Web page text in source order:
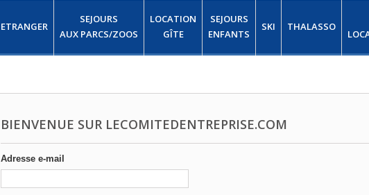
ETRANGER
SEJOURS
AUX PARCS/ZOOS
LOCATION
GÎTE
SEJOURS
ENFANTS
SKI THALASSO
BIENVENUE SUR LECOMITEDENTREPRISE.COM
Adresse e-mail